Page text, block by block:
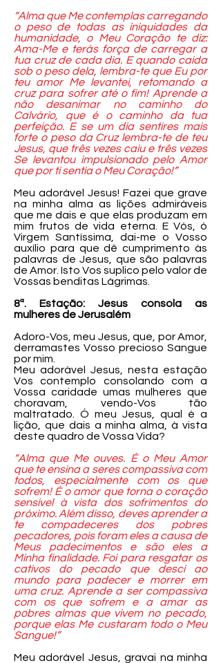
“Alma que Me contemplas carregando
o peso de todas as iniquidades da
humanidade, o Meu Coração te diz:
Ama-Me e terás força de carregar a
tua cruz de cada dia. E quando caída
sob o peso dela, lembra-te que Eu por
teu amor Me levantei, retomando a
cruz para sofrer até o fim! Aprende a
não desanimar no caminho do
Calvário, que é o caminho da tua
perfeição. E se um dia sentires mais
forte o peso da Cruz lembra-te de teu
Jesus, que três vezes caiu e três vezes
Se levantou impulsionado pelo Amor
que por ti sentia o Meu Coração!”
Meu adorável Jesus! Fazei que grave
na minha alma as lições admiráveis
que me dais e que elas produzam em
mim frutos de vida eterna. E Vós, ó
Virgem Santíssima, dai-me o Vosso
auxílio para que dê cumprimento às
palavras de Jesus, que são palavras
de Amor. Isto Vos suplico pelo valor de
Vossas benditas Lágrimas.
8ª. Estação: Jesus consola as
mulheres de Jerusalém
Adoro-Vos, meu Jesus, que, por Amor,
derramastes Vosso precioso Sangue
por mim.
Meu adorável Jesus, nesta estação
Vos contemplo consolando com a
Vossa caridade umas mulheres que
choravam, vendo-Vos tão
maltratado. Ó meu Jesus, qual é a
lição, que dais a minha alma, à vista
deste quadro de Vossa Vida?
“Alma que Me ouves. É o Meu Amor
que te ensina a seres compassiva com
todos, especialmente com os que
sofrem! É o amor que torna o coração
sensível à vista dos sofrimentos do
próximo. Além disso, deves aprender a
te compadeceres dos pobres
pecadores, pois foram eles a causa de
Meus padecimentos e são eles a
Minha finalidade. Foi para resgatar os
cativos do pecado que desci ao
mundo para padecer e morrer em
uma cruz. Aprende a ser compassiva
com os que sofrem e a amar as
pobres almas que vivem no pecado,
porque elas Me custaram todo o Meu
Sangue!”
Meu adorável Jesus, gravai na minha